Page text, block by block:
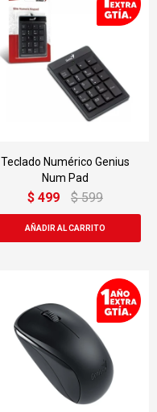
Teclado Numérico Genius
Num Pad
$ 499 $ 599